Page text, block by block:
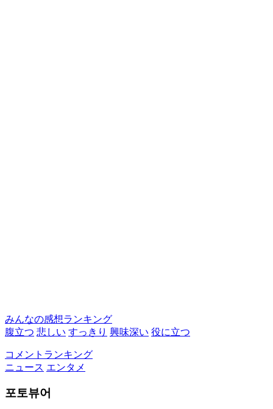
みんなの感想ランキング
腹立つ 悲しい すっきり 興味深い 役に立つ
コメントランキング
ニュース エンタメ
포토뷰어